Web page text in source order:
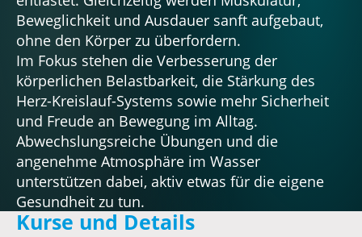
Beweglichkeit und Ausdauer sanft aufgebaut,
ohne den Körper zu überfordern.
Im Fokus stehen die Verbesserung der
körperlichen Belastbarkeit, die Stärkung des
Herz-Kreislauf-Systems sowie mehr Sicherheit
und Freude an Bewegung im Alltag.
Abwechslungsreiche Übungen und die
angenehme Atmosphäre im Wasser
unterstützen dabei, aktiv etwas für die eigene
Gesundheit zu tun.
Kurse und Details